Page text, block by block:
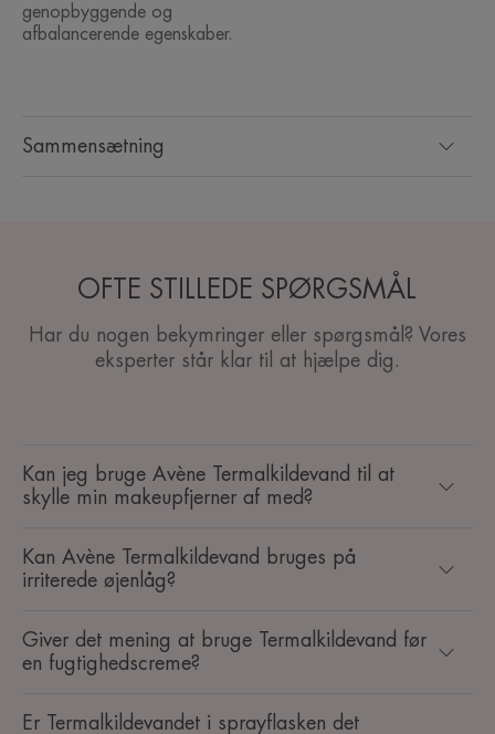
Sammensætning
genopbyggende og
afbalancerende egenskaber.
OFTE STILLEDE SPØRGSMÅL
Har du nogen bekymringer eller spørgsmål? Vores
eksperter står klar til at hjælpe dig.
Kan jeg bruge Avène Termalkildevand til at
skylle min makeupfjerner af med?
Kan Avène Termalkildevand bruges på
irriterede øjenlåg?
Giver det mening at bruge Termalkildevand før
en fugtighedscreme?
Er Termalkildevandet i sprayflasken det